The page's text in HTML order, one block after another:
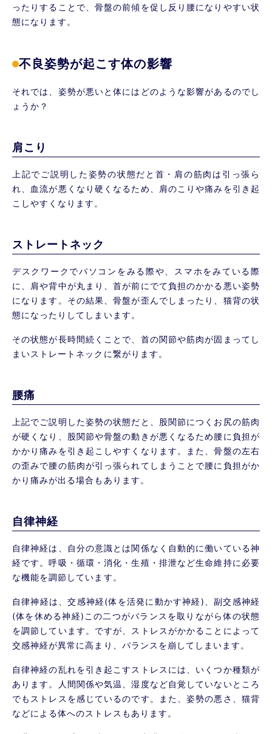
ったりすることで、骨盤の前傾を促し反り腰になりやすい状
態になります。
不良姿勢が起こす体の影響
それでは、姿勢が悪いと体にはどのような影響があるのでし
ょうか？
肩こり
上記でご説明した姿勢の状態だと首・肩の筋肉は引っ張ら
れ、血流が悪くなり硬くなるため、肩のこりや痛みを引き起
こしやすくなります。
ストレートネック
デスクワークでパソコンをみる際や、スマホをみている際
に、肩や背中が丸まり、首が前にでて負担のかかる悪い姿勢
になります。その結果、骨盤が歪んでしまったり、猫背の状
態になったりしてしまいます。
その状態が長時間続くことで、首の関節や筋肉が固まってし
まいストレートネックに繋がります。
腰痛
上記でご説明した姿勢の状態だと、股関節につくお尻の筋肉
が硬くなり、股関節や骨盤の動きが悪くなるため腰に負担が
かかり痛みを引き起こしやすくなります。また、骨盤の左右
の歪みで腰の筋肉が引っ張られてしまうことで腰に負担がか
かり痛みが出る場合もあります。
自律神経
自律神経は、自分の意識とは関係なく自動的に働いている神
経です。呼吸・循環・消化・生殖・排泄など生命維持に必要
な機能を調節しています。
自律神経は、交感神経(体を活発に動かす神経)、副交感神経
(体を休める神経)この二つがバランスを取りながら体の状態
を調節しています。ですが、ストレスがかかることによって
交感神経が異常に高まり、バランスを崩してしまいます。
自律神経の乱れを引き起こすストレスには、いくつか種類が
あります。人間関係や気温、湿度など自覚していないところ
でもストレスを感じているのです。また、姿勢の悪さ、猫背
などによる体へのストレスもあります。